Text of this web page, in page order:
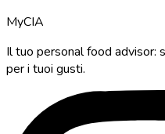
MyCIA
Il tuo personal food advisor:
per i tuoi gusti.